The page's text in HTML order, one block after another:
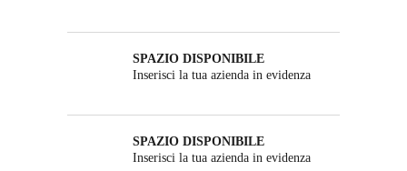
SPAZIO DISPONIBILE
Inserisci la tua azienda in evidenza
SPAZIO DISPONIBILE
Inserisci la tua azienda in evidenza